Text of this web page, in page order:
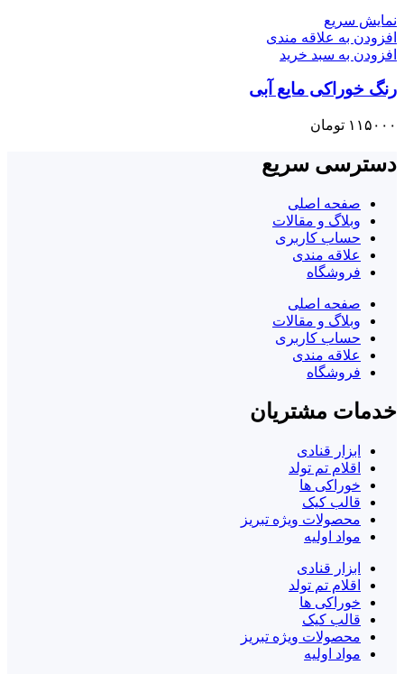
نمایش سریع
افزودن به علاقه مندی
افزودن به سبد خرید
رنگ خوراکی مایع آبی
۱۱۵۰۰۰ تومان
دسترسی سریع
صفحه اصلی
وبلاگ و مقالات
حساب کاربری
علاقه مندی
فروشگاه
صفحه اصلی
وبلاگ و مقالات
حساب کاربری
علاقه مندی
فروشگاه
خدمات مشتریان
ابزار قنادی
اقلام تم تولد
خوراکی ها
قالب کیک
محصولات ویژه تبریز
مواد اولیه
ابزار قنادی
اقلام تم تولد
خوراکی ها
قالب کیک
محصولات ویژه تبریز
مواد اولیه